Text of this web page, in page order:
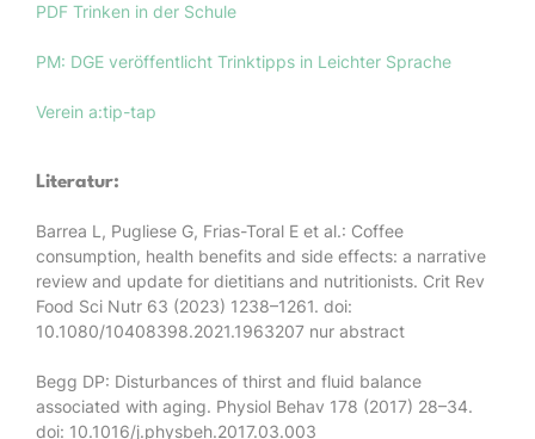
PDF Trinken in der Schule
PM: DGE veröffentlicht Trinktipps in Leichter Sprache
Verein a:tip-tap
Literatur:
Barrea L, Pugliese G, Frias-Toral E et al.: Coffee
consumption, health benefits and side effects: a narrative
review and update for dietitians and nutritionists. Crit Rev
Food Sci Nutr 63 (2023) 1238–1261. doi:
10.1080/10408398.2021.1963207 nur abstract
Begg DP: Disturbances of thirst and fluid balance
associated with aging. Physiol Behav 178 (2017) 28–34.
doi: 10.1016/j.physbeh.2017.03.003